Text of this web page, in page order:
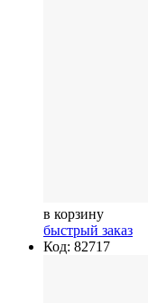
в корзину
быстрый заказ
Код: 82717